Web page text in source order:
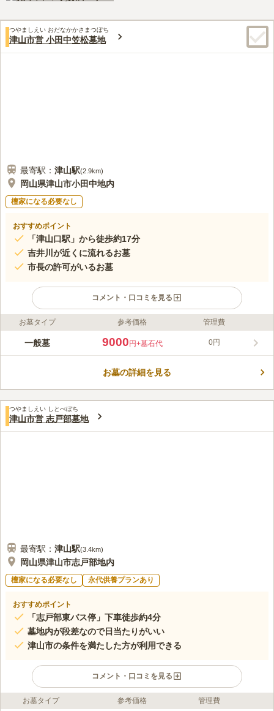
でしょう。
つやましえい おだなかかさまつぼち
津山市営 小田中笠松墓地
最寄駅： 津山駅(2.9km)
岡山県津山市小田中地内
檀家になる必要なし
おすすめポイント
「津山口駅」から徒歩約17分
吉井川が近くに流れるお墓
市長の許可がいるお墓
コメント・口コミを見る
ライフドット編集部のコメント
近場に吉井川があり、川のせせらぎが耳に心地よく、自然を感じ
み申し込むことができます。津山文化センターや作州民芸館など
口コミ評価
この霊園はまだ誰からも評価されていません。
お墓タイプ 参考価格 管理費
一般墓 9000 円+墓石代 0円
お墓の詳細を見る
つやましえい しとべぼち
津山市営 志戸部墓地
最寄駅： 津山駅(3.4km)
岡山県津山市志戸部地内
檀家になる必要なし 永代供養プランあり
おすすめポイント
「志戸部東バス停」下車徒歩約4分
墓地内が段差なので日当たりがいい
津山市の条件を満たした方が利用できる
コメント・口コミを見る
ライフドット編集部のコメント
お墓タイプ 参考価格 管理費